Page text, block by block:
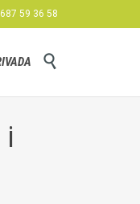
687 59 36 58
to

i